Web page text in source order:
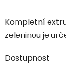
Kompletní
zeleninou je
Dostupnost